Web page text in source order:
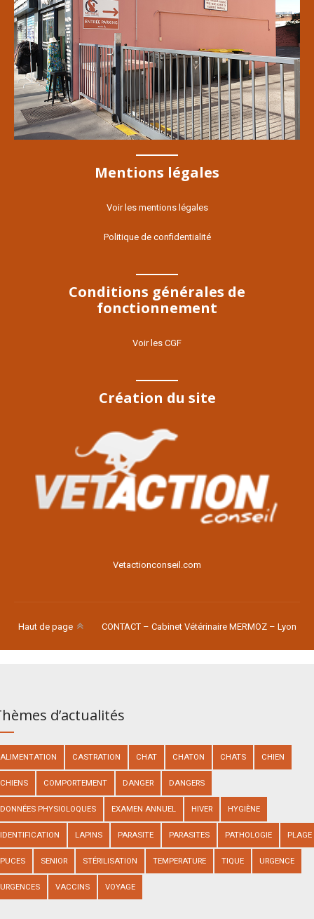
Mentions légales
Voir les mentions légales
Politique de confidentialité
Conditions générales de
fonctionnement
Voir les CGF
Création du site
Voir le site
Vetactionconseil.com
Haut de page CONTACT – Cabinet Vétérinaire MERMOZ – Lyon
d’actualités
ALIMENTATION CASTRATION CHAT CHATON CHATS CHIEN
CHIENS COMPORTEMENT DANGER DANGERS
DONNÉES PHYSIOLOQUES EXAMEN ANNUEL HIVER HYGIÈNE
IDENTIFICATION LAPINS PARASITE PARASITES PATHOLOGIE PLAGE
PUCES SENIOR STÉRILISATION TEMPERATURE TIQUE URGENCE
URGENCES VACCINS VOYAGE